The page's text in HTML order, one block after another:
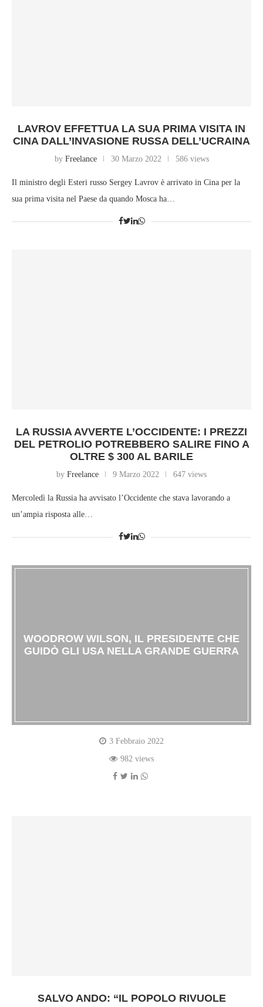
LAVROV EFFETTUA LA SUA PRIMA VISITA IN
CINA DALL’INVASIONE RUSSA DELL’UCRAINA
by Freelance 30 Marzo 2022 586 views
Il ministro degli Esteri russo Sergey Lavrov è arrivato in Cina per la
sua prima visita nel Paese da quando Mosca ha…
LA RUSSIA AVVERTE L’OCCIDENTE: I PREZZI
DEL PETROLIO POTREBBERO SALIRE FINO A
OLTRE $ 300 AL BARILE
by Freelance 9 Marzo 2022 647 views
Mercoledì la Russia ha avvisato l’Occidente che stava lavorando a
un’ampia risposta alle…
WOODROW WILSON, IL PRESIDENTE CHE
GUIDÒ GLI USA NELLA GRANDE GUERRA
3 Febbraio 2022
982 views
SALVO ANDO: “IL POPOLO RIVUOLE